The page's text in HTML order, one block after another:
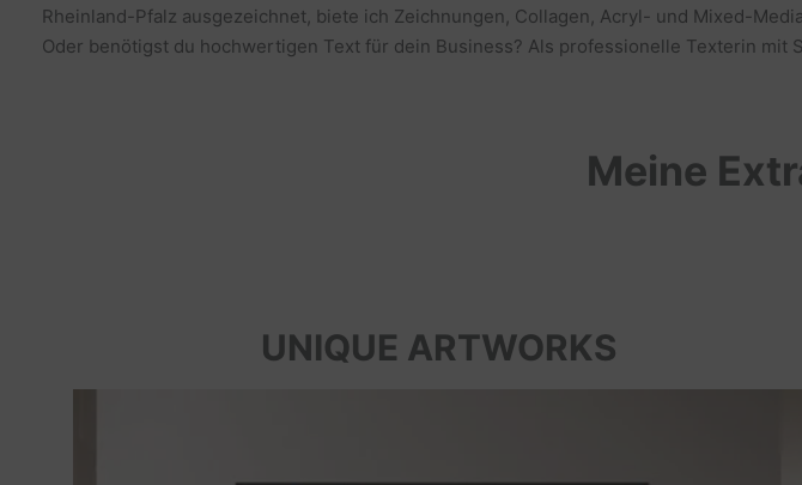
Rheinland-Pfalz ausgezeichnet, biete ich Zeichnungen, Collagen, Acryl- und Mixed-
Oder benötigst du hochwertigen Text für dein Business? Als professionelle Texterin mit
Meine
UNIQUE ARTWORKS